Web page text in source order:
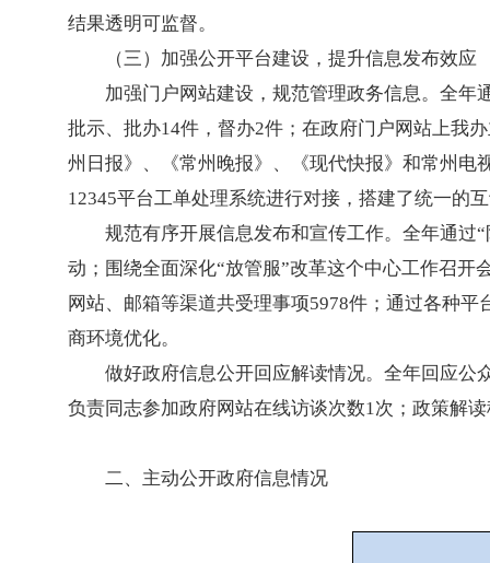
结果透明可监督。
（三）加强公开平台建设，提升信息发布效应
加强门户网站建设，规范管理政务信息。全年
批示、批办14件，督办2件；在政府门户网站上我
州日报》、《常州晚报》、《现代快报》和常州电
12345平台工单处理系统进行对接，搭建了统一的
规范有序开展信息发布和宣传工作。全年通过
动；围绕全面深化“放管服”改革这个中心工作召开
网站、邮箱等渠道共受理事项5978件；通过各种
商环境优化。
做好政府信息公开回应解读情况。全年回应公
负责同志参加政府网站在线访谈次数1次；政策解
二、主动公开政府信息情况